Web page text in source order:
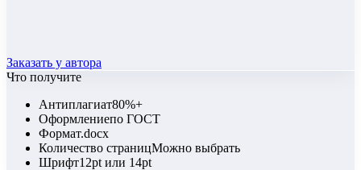
Заказать у автора
Что получите
Антиплагиат80%+
Оформлениепо ГОСТ
Формат.docx
Количество страницМожно выбрать
Шрифт12pt или 14pt